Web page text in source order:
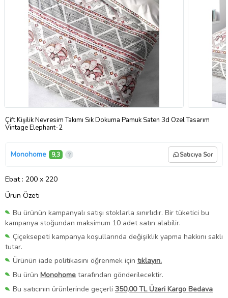
Çift Kişilik Nevresim Takımı Sık Dokuma Pamuk Saten 3d Özel Tasarım
Vintage Elephant-2
Monohome 9,3 Satıcıya Sor
Ebat : 200 x 220
Ürün Özeti
Bu ürünün kampanyalı satışı stoklarla sınırlıdır. Bir tüketici bu
kampanya stoğundan maksimum 10 adet satın alabilir.
Çiçeksepeti kampanya koşullarında değişiklik yapma hakkını saklı
tutar.
Ürünün iade politikasını öğrenmek için tıklayın.
Bu ürün Monohome tarafından gönderilecektir.
Bu satıcının ürünlerinde geçerli 350,00 TL Üzeri Kargo Bedava